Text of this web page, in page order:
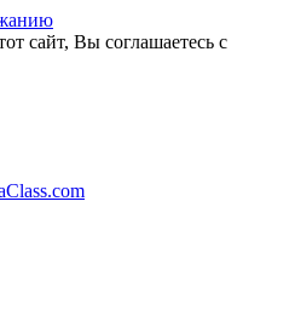
сайт, Вы соглашаетесь с